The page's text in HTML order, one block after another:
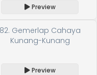
Preview
82. Gemerlap Cahaya
Kunang-Kunang
Preview